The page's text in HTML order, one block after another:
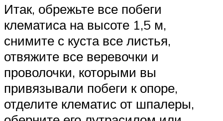
Итак, обрежьте все побеги
клематиса на высоте 1,5 м,
снимите с куста все листья,
отвяжите все веревочки и
проволочки, которыми вы
привязывали побеги к опоре,
отделите клематис от шпалеры,